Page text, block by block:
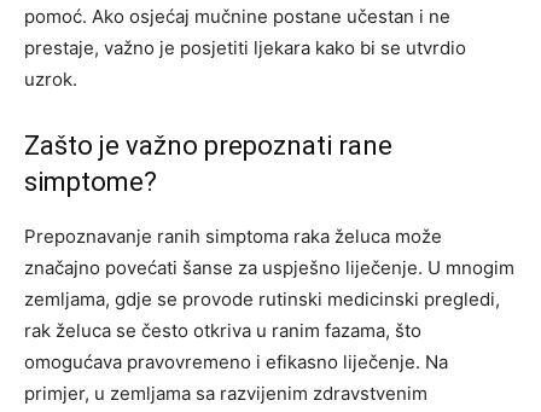
pomoć. Ako osjećaj mučnine postane učestan i ne
prestaje, važno je posjetiti ljekara kako bi se utvrdio
uzrok.
Zašto je važno prepoznati rane
simptome?
Prepoznavanje ranih simptoma raka želuca može
značajno povećati šanse za uspješno liječenje. U mnogim
zemljama, gdje se provode rutinski medicinski pregledi,
rak želuca se često otkriva u ranim fazama, što
omogućava pravovremeno i efikasno liječenje. Na
primjer, u zemljama sa razvijenim zdravstvenim